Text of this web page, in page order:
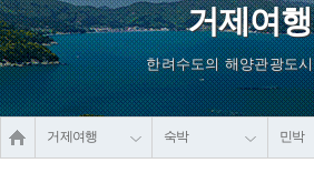
거제여행
한려수도의 해양관광도
거제여행 숙박 민박